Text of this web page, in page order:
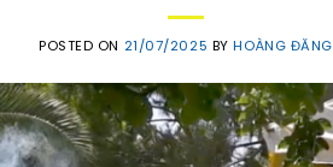
POSTED ON 21/07/2025 BYHOÀNG ĐĂNG